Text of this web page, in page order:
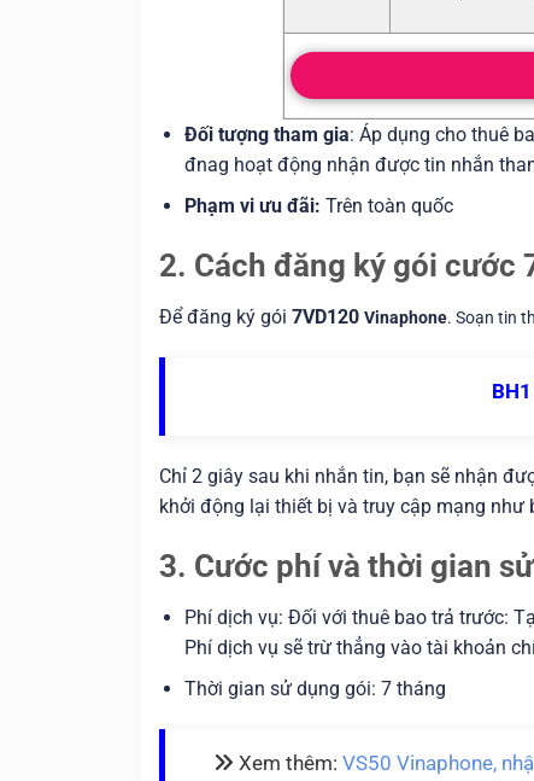
Đối tượng tham gia: Áp dụng cho thuê
đnag hoạt động nhận được tin nhắn
Phạm vi ưu đãi: Trên toàn quốc
2. Cách đăng ký gói cước
Để đăng ký gói 7VD120 Vinaphone. Soạn tin
Chỉ 2 giây sau khi nhắn tin, bạn sẽ nhận
khởi động lại thiết bị và truy cập mạng như
3. Cước phí và thời gian
Phí dịch vụ: Đối với thuê bao trả trước:
Phí dịch vụ sẽ trừ thẳng vào tài khoản
Thời gian sử dụng gói: 7 tháng
Xem thêm: VS50 Vinaphone,